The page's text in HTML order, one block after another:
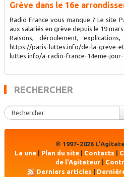
Grève dans le 16e
Radio France vous manque ? Le site
aux salariés en grève depuis le 19 mars.
Raisons, déroulement,
https://paris-luttes.info/de-la-greve-
luttes.info/a-radio-france-14eme-
RECHERCHER
© 1997-2026
La une
Plan du site Contacts
de l'Agitateur|
Derniers articles |